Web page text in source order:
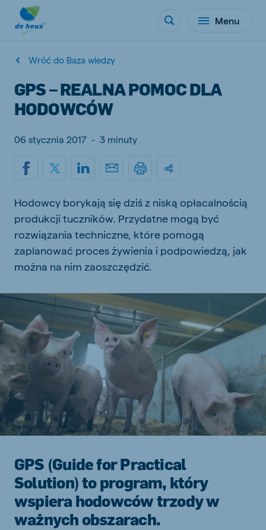
Menu
Wróć do Baza wiedzy
GPS – REALNA POMOC DLA
HODOWCÓW
06 stycznia 2017 - 3 minuty
Hodowcy borykają się dziś z niską opłacalnością
produkcji tuczników. Przydatne mogą być
rozwiązania techniczne, które pomogą
zaplanować proces żywienia i podpowiedzą, jak
można na nim zaoszczędzić.
GPS (Guide for Practical
Solution) to program, który
wspiera hodowców trzody w
ważnych obszarach.